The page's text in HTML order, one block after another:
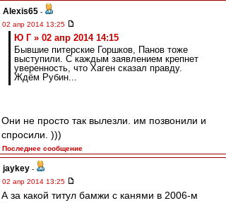
Alexis65 -
02 апр 2014 13:25
Ю Г » 02 апр 2014 14:15
Бывшие питерские Горшков, Панов тоже
выступили. С каждым заявлением крепнет
уверенность, что Хаген сказал правду.
Ждём Рубин...
Они не просто так вылезли. им позвонили и
спросили. )))
Последнее сообщение
jaykey -
02 апр 2014 13:25
А за какой титул бамжи с канями в 2006-м